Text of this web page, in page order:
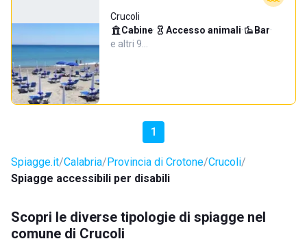
Crucoli
Cabine· Accesso animali· Bar·
e altri 9…
1
Spiagge.it Calabria Provincia di Crotone Crucoli
Spiagge accessibili per disabili
Scopri le diverse tipologie di spiagge nel
comune di Crucoli